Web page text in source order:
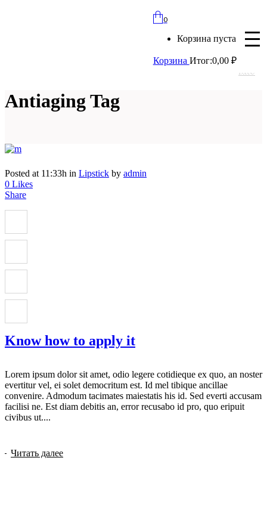
0
Корзина пуста
Корзина Итог:0,00 ₽
Вход
Antiaging Tag
Know how to apply it
Posted at 11:33h in Lipstick by admin
0 Likes
Share
Lorem ipsum dolor sit amet, odio legere cotidieque ex quo, an noster
evertitur vel, ei solet democritum est. Id mel tibique ancillae
convenire. Admodum tacimates maiestatis his id. Sed everti accusam
facilisi ne. Est diam debitis an, error recusabo id pro, quo eripuit
civibus ut....
Читать далее